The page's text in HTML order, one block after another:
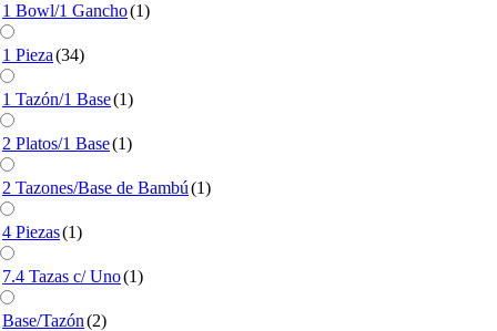
1 Bowl/1 Gancho(1)
1 Pieza(34)
1 Tazón/1 Base(1)
2 Platos/1 Base(1)
2 Tazones/Base de Bambú(1)
4 Piezas(1)
7.4 Tazas c/ Uno(1)
Base/Tazón(2)